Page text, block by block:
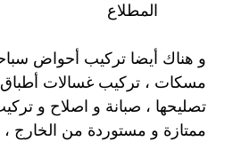
المطلاع
و هناك أيضا تركيب أحواض
مسكات ، تركيب غسالات
تصليحها ، صبانة و اصلاح و
ممتازة و مستوردة من الخارج